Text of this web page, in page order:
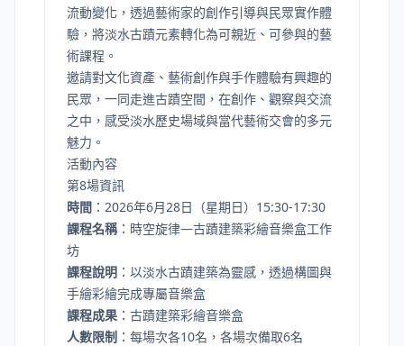
流動變化，透過藝術家的創作引導與民眾實作體
驗，將淡水古蹟元素轉化為可親近、可參與的藝
術課程。
邀請對文化資產、藝術創作與手作體驗有興趣的
民眾，一同走進古蹟空間，在創作、觀察與交流
之中，感受淡水歷史場域與當代藝術交會的多元
魅力。
活動內容
第8場資訊
時間 ：2026年6月28日（星期日）15:30-17:30
課程名稱：時空旋律—古蹟建築彩繪音樂盒工作
坊
課程說明 ：以淡水古蹟建築為靈感，透過構圖與
手繪彩繪完成專屬音樂盒
課程成果 ：古蹟建築彩繪音樂盒
人數限制 ：每場次各10名，各場次備取6名